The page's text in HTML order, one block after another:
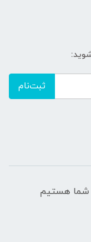
ثبت‌نام